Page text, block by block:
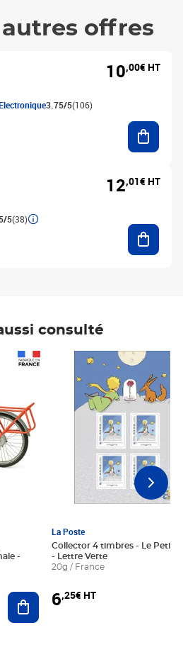
autres offres
3.75/5(106)
10,00€ HT
5(38)
12,01€ HT
consulté
Ajouter au panier
La Poste
Collector 4 timbres - Le Petit
- Lettre Verte
20g / France
6,25€ HT
Prix 6,25€ HT